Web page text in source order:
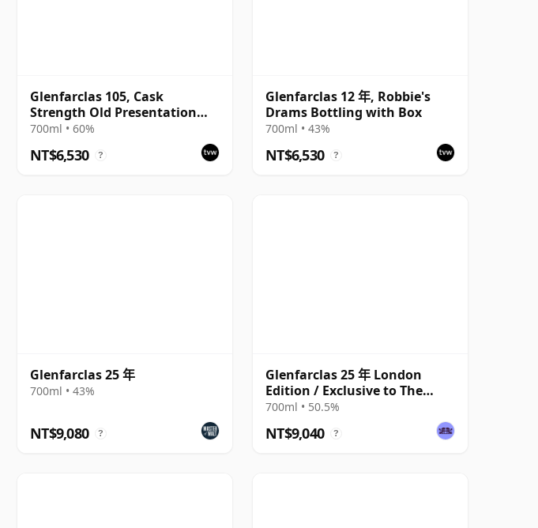
Glenfarclas 105, Cask
Strength Old Presentation
with Tube
700ml • 60%
NT$6,530 ?
Glenfarclas 12 年, Robbie's
Drams Bottling with Box
700ml • 43%
NT$6,530 ?
Glenfarclas 25 年
700ml • 43%
NT$9,080 ?
Glenfarclas 25 年 London
Edition / Exclusive to The
Whisky Exchange
700ml • 50.5%
NT$9,040 ?